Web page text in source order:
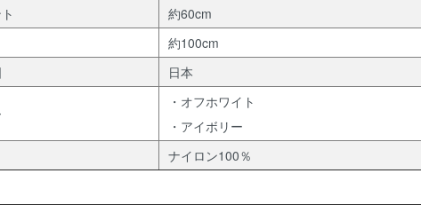
約60cm
約100cm
日本
・オフホワイト
・アイボリー
ナイロン100％